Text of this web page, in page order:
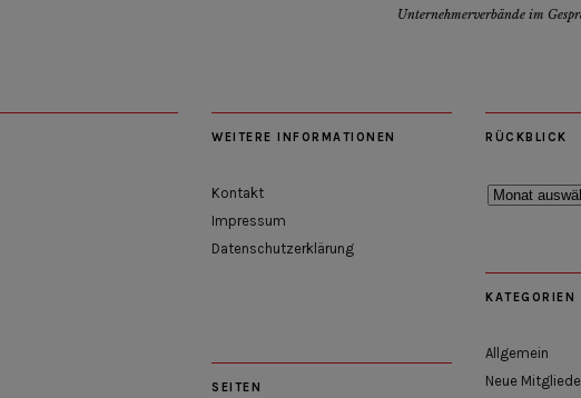
Unternehmerverbände im
WEITERE INFORMATIONEN
Kontakt
Impressum
Datenschutzerklärung
SEITEN
RÜCKBLICK
Rückblick
KATEGORIEN
Allgemein
Neue